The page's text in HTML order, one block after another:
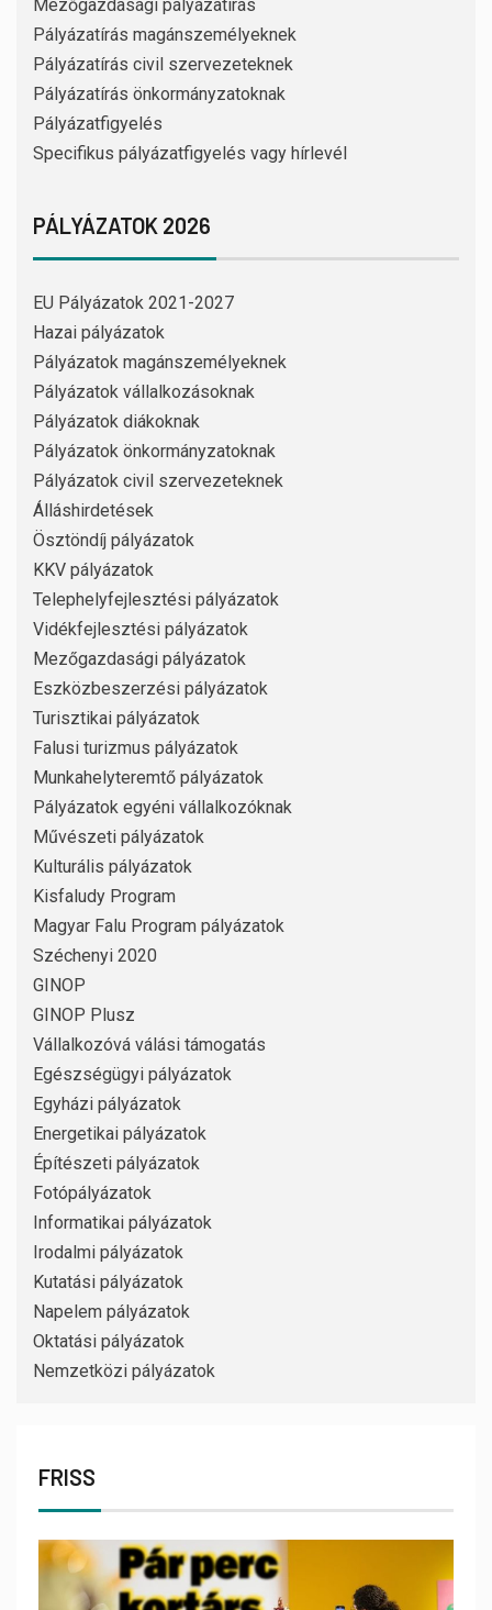
Mezőgazdasági pályázatírás
Pályázatírás magánszemélyeknek
Pályázatírás civil szervezeteknek
Pályázatírás önkormányzatoknak
Pályázatfigyelés
Specifikus pályázatfigyelés vagy hírlevél
PÁLYÁZATOK 2026
EU Pályázatok 2021-2027
Hazai pályázatok
Pályázatok magánszemélyeknek
Pályázatok vállalkozásoknak
Pályázatok diákoknak
Pályázatok önkormányzatoknak
Pályázatok civil szervezeteknek
Álláshirdetések
Ösztöndíj pályázatok
KKV pályázatok
Telephelyfejlesztési pályázatok
Vidékfejlesztési pályázatok
Mezőgazdasági pályázatok
Eszközbeszerzési pályázatok
Turisztikai pályázatok
Falusi turizmus pályázatok
Munkahelyteremtő pályázatok
Pályázatok egyéni vállalkozóknak
Művészeti pályázatok
Kulturális pályázatok
Kisfaludy Program
Magyar Falu Program pályázatok
Széchenyi 2020
GINOP
GINOP Plusz
Vállalkozóvá válási támogatás
Egészségügyi pályázatok
Egyházi pályázatok
Energetikai pályázatok
Építészeti pályázatok
Fotópályázatok
Informatikai pályázatok
Irodalmi pályázatok
Kutatási pályázatok
Napelem pályázatok
Oktatási pályázatok
Nemzetközi pályázatok
FRISS